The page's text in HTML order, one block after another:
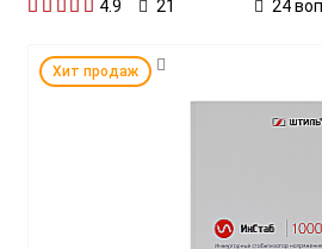
4.9 21 24
Хит продаж